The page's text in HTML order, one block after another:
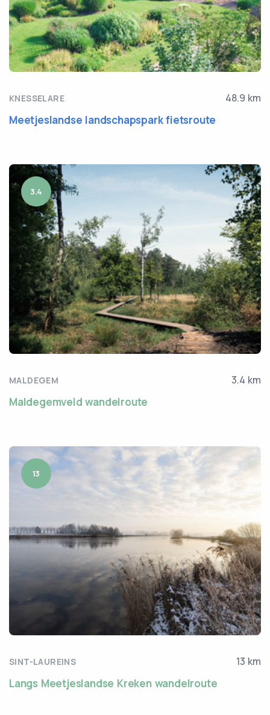
KNESSELARE 48.9 km
Meetjeslandse landschapspark fietsroute
3.4
MALDEGEM 3.4 km
Maldegemveld wandelroute
13
SINT-LAUREINS 13 km
Langs Meetjeslandse Kreken wandelroute